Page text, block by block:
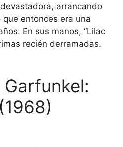
arrancando
entonces era una
En sus manos, “Lilac
recién derramadas.